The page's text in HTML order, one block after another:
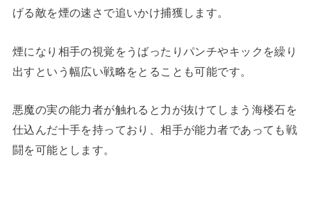
げる敵を煙の速さで追いかけ捕獲します。
煙になり相手の視覚をうばったりパンチやキックを繰り
出すという幅広い戦略をとることも可能です。
悪魔の実の能力者が触れると力が抜けてしまう海楼石を
仕込んだ十手を持っており、相手が能力者であっても戦
闘を可能とします。